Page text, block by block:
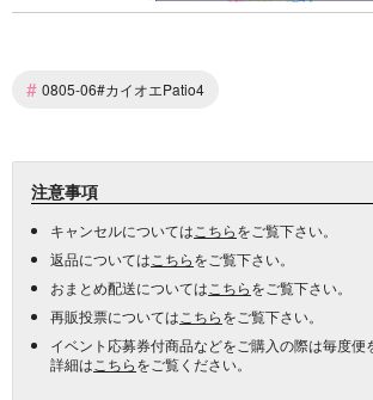
# 0805-06#カイオエPatio4
注意事項
キャンセルについては こちらをご覧下さい。
返品については こちらをご覧下さい。
おまとめ配送については こちらをご覧下さい。
再販投票については こちらをご覧下さい。
イベント応募券付商品などをご購入の際は毎度便
詳細は こちらをご覧ください。